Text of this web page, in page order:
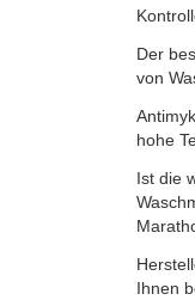
Der
von
hohe
Ist die
Ihnen